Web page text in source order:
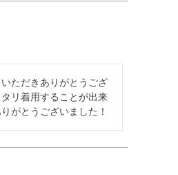
ただきありがとうござ
リ着用することが出来
がとうございました！